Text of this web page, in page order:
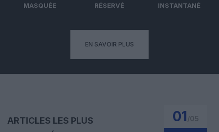
MASQUÉE
RÉSERVÉ
INSTANTANÉ
EN SAVOIR PLUS
ARTICLES LES PLUS
01